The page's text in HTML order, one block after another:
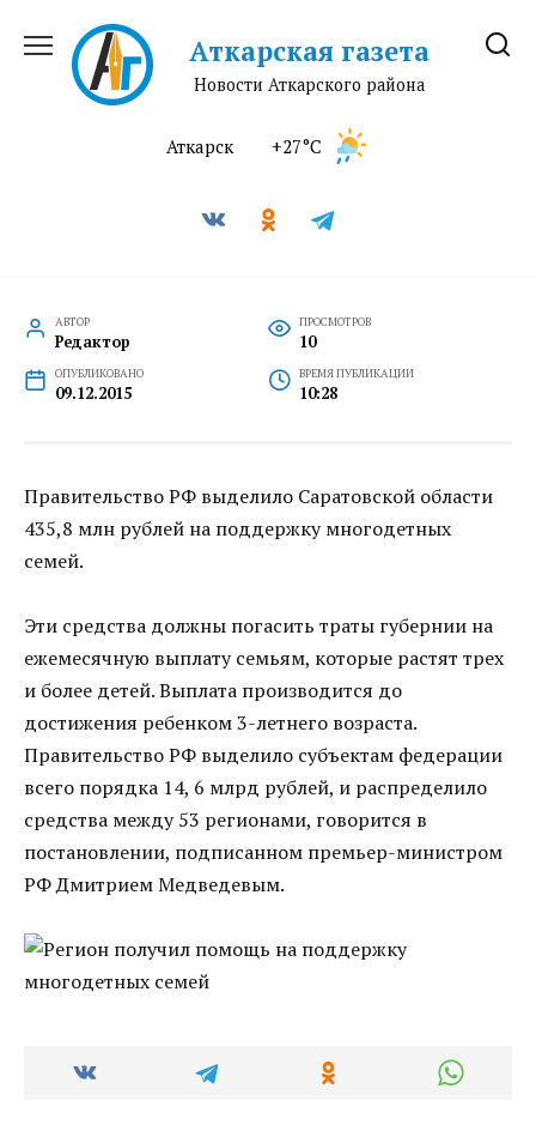
содержанию
Аткарская газета
Новости Аткарского района
Аткарск +27°C
АВТОР
Редактор
ПРОСМОТРОВ
10
ОПУБЛИКОВАНО
09.12.2015
ВРЕМЯ ПУБЛИКАЦИИ
10:28
Правительство РФ выделило Саратовской области
435,8 млн рублей на поддержку многодетных
семей.
Эти средства должны погасить траты губернии на
ежемесячную выплату семьям, которые растят трех
и более детей. Выплата производится до
достижения ребенком 3-летнего возраста.
Правительство РФ выделило субъектам федерации
всего порядка 14, 6 млрд рублей, и распределило
средства между 53 регионами, говорится в
постановлении, подписанном премьер-министром
РФ Дмитрием Медведевым.